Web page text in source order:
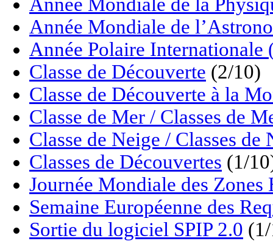
Année Mondiale de
Année Polaire Internationale
Classe de Découverte (2/10)
Classe de Découverte à la
Classe de Mer / Classes de
Classe de Neige / Classes de
Classes de Découvertes (1/
Journée Mondiale des
Semaine Européenne des
Sortie du logiciel SPIP 2.0